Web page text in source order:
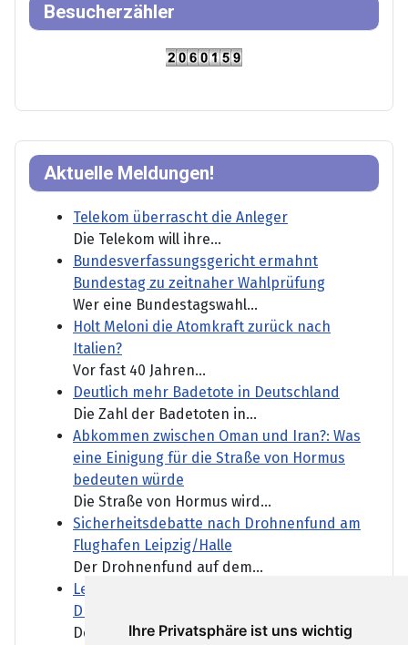
Ihre Privatsphäre ist uns wichtig
Aktuelle Meldungen!
Telekom überrascht die Anleger
Die Telekom will ihre...
Bundesverfassungsgericht ermahnt
Bundestag zu zeitnaher Wahlprüfung
Wer eine Bundestagswahl...
Holt Meloni die Atomkraft zurück nach
Italien?
Vor fast 40 Jahren...
Deutlich mehr Badetote in Deutschland
Die Zahl der Badetoten in...
Abkommen zwischen Oman und Iran?: Was
eine Einigung für die Straße von Hormus
bedeuten würde
Die Straße von Hormus wird...
Sicherheitsdebatte nach Drohnenfund am
Flughafen Leipzig/Halle
Der Drohnenfund auf dem...
Leipzig: Flugzeug neben Sprengstoff-
Drohne war mit Munition beladen
Der Flughafen Leipzig/Halle...
Besucherzähler